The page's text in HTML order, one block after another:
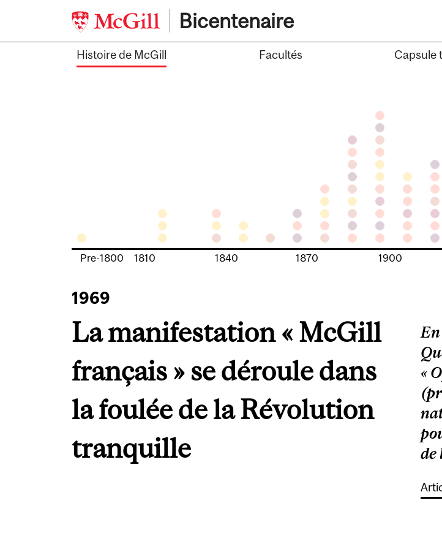
Bicentenaire
Histoire de McGill Facultés Capsule
Pre-1800 1810 1840 1870 1900
1969
La manifestation « McGill
français » se déroule dans
la foulée de la Révolution
tranquille
«
de